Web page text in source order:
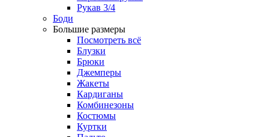
Рукав 3/4
Боди
Большие размеры
Посмотреть всё
Блузки
Брюки
Джемперы
Жакеты
Кардиганы
Комбинезоны
Костюмы
Куртки